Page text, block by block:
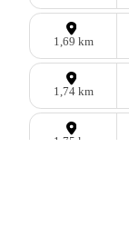
1,69 km
1,74 km
1,75 km